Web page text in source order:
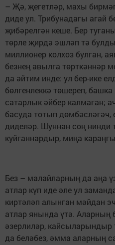
– Җә, җегетләр, махы
диде ул. Трибунадагы агай
җибәрелгән кеше. Бер
төрле җирдә эшләп тә
миллионер колхоз булган,
безнең авылга төрткәннәр
да әйтим инде: ул бер-ике
бөлгенлеккә төшереп,
сатарлык әйбер калмаган;
басуда тотып дөмбәсләгәч,
диделәр. Шуннан соң нинди
куйганнардыр, миңа
Без – малайларның да аңа
атлар күп иде әле ул
киртәләп алынган мәйдан
атлар янында үтә. Аларның
әзерлиләр, кайсыларындыр
да беләбез, әмма аларның